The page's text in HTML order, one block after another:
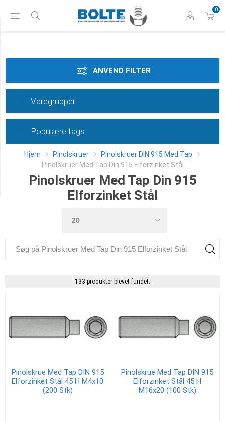
0
Hjem Pinolskruer
Pinolskruer DIN 915 Med Tap
Pinolskruer Med Tap Din 915 Elforzinket Stål
Pinolskruer Med Tap Din 915
Elforzinket Stål
133 produkter blevet fundet.
Pinolskrue Med Tap DIN 915
Elforzinket Stål 45 H M4x10
(200 Stk)
Pinolskrue Med Tap DIN 915
Elforzinket Stål 45 H
M16x20 (100 Stk)
ANVEND FILTER
Overflade
Længde
Klasse
Category
Varegrupper
Populære tags